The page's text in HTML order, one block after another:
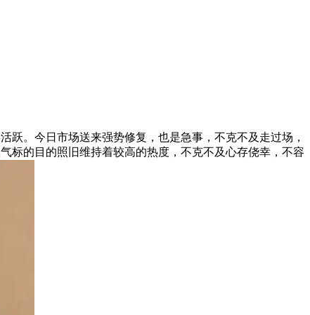
。今日市场送来强势修复，也是急事，不克不及走过场，
标的目的照旧维持着较高的热度，不克不及心存侥幸，不容